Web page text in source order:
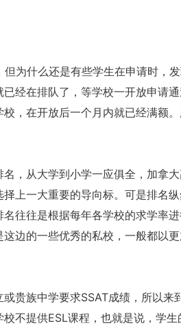
为什么还是有些学生在申请时，发
经在排队了，等学校一开放申请
，在开放后一个月内就已经满额
，从大学到小学一应俱全，加拿
上一大重要的导向标。可是排名
往往是根据每年各学校的求学率
边的一些优秀的私校，一般都以
贵族中学要求SSAT成绩，所以来
不提供ESL课程，也就是说，学